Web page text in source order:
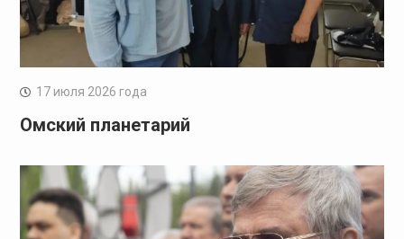
17 июля 2026 года
Омский планетарий